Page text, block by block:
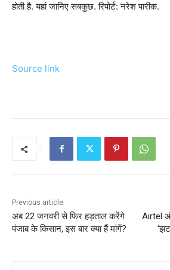
होती है. यहां जानिए सबकुछ. रिपोर्ट: नरेश पारीक.
Source link
Previous article
अब 22 जनवरी से फिर हड़ताल करेंगे
पंजाब के किसान, इस बार क्या हैं मांगें?
Airtel